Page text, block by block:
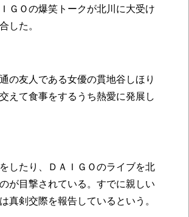
ＧＯの爆笑トークが北川に大受け
した。
の友人である女優の貫地谷しほり
交えて食事をするうち熱愛に発展し
したり、ＤＡＩＧＯのライブを北
が目撃されている。すでに親しい
真剣交際を報告しているという。